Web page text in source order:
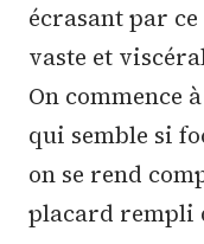
écrasant par
vaste et
On commence
qui semble si
on se rend
placard rempli